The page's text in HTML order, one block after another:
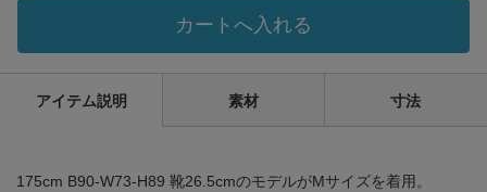
カートへ入れる
アイテム説明 素材 寸法
175cm B90-W73-H89 靴26.5cmのモデルがMサイズを着用。